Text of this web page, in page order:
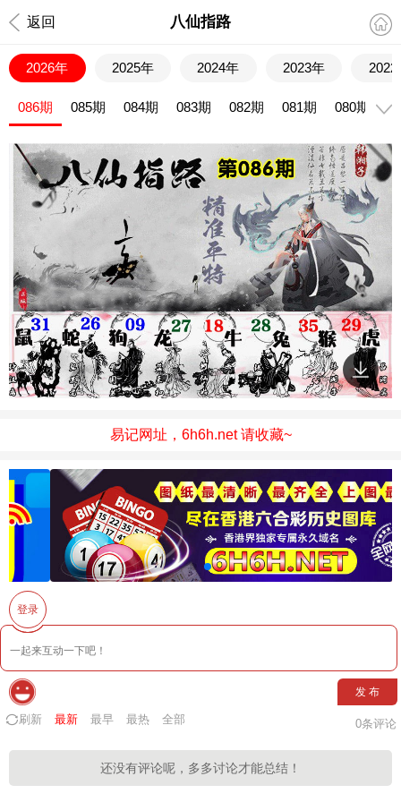
返回 八仙指路
2026年 2025年 2024年 2023年 2022
086期 085期 084期 083期 082期 081期 080期
易记网址，6h6h.net 请收藏~
登录
发 布
刷新 最新 最早 最热 全部 0条评论
还没有评论呢，多多讨论才能总结！